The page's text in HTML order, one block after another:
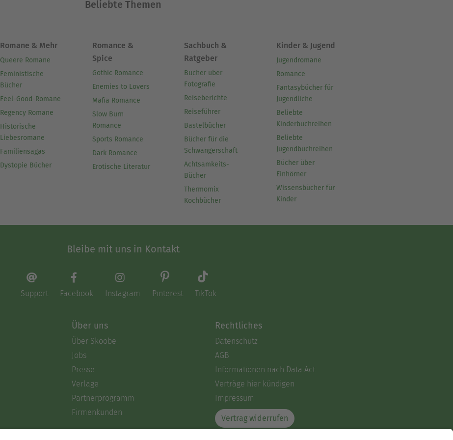
Beliebte Themen
Romane & Mehr
Queere Romane
Feministische
Bücher
Feel-Good-Romane
Regency Romane
Historische
Liebesromane
Familiensagas
Dystopie Bücher
Romance &
Spice
Gothic Romance
Enemies to Lovers
Mafia Romance
Slow Burn
Romance
Sports Romance
Dark Romance
Erotische Literatur
Sachbuch &
Ratgeber
Bücher über
Fotografie
Reiseberichte
Reiseführer
Bastelbücher
Bücher für die
Schwangerschaft
Achtsamkeits-
Bücher
Thermomix
Kochbücher
Kinder & Jugend
Jugendromane
Romance
Fantasybücher für
Jugendliche
Beliebte
Kinderbuchreihen
Beliebte
Jugendbuchreihen
Bücher über
Einhörner
Wissensbücher für
Kinder
Bleibe mit uns in Kontakt
Support Facebook Instagram Pinterest TikTok
Über uns
Über Skoobe
Jobs
Presse
Verlage
Partnerprogramm
Firmenkunden
Rechtliches
Datenschutz
AGB
Informationen nach Data Act
Verträge hier kündigen
Impressum
Vertrag widerrufen